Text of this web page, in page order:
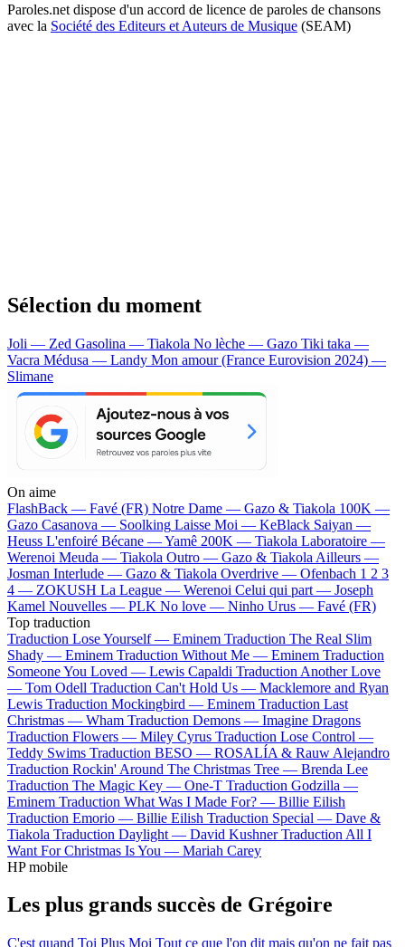
Paroles.net dispose d'un accord de licence de paroles de chansons
avec la Société des Editeurs et Auteurs de Musique (SEAM)
Sélection du moment
Joli — Zed Gasolina — Tiakola No lèche — Gazo Tiki taka —
Vacra Médusa — Landy Mon amour (France Eurovision 2024) —
Slimane
On aime
FlashBack — Favé (FR) Notre Dame — Gazo & Tiakola 100K —
Gazo Casanova — Soolking Laisse Moi — KeBlack Saiyan —
Heuss L'enfoiré Bécane —Yamê 200K — Tiakola Laboratoire —
Werenoi Meuda — Tiakola Outro — Gazo & Tiakola Ailleurs —
Josman Interlude — Gazo & Tiakola Overdrive — Ofenbach 1 2 3
4 — ZOKUSH La League — Werenoi Celui qui part — Joseph
Kamel Nouvelles — PLK No love — Ninho Urus — Favé (FR)
Top traduction
Traduction Lose Yourself — Eminem Traduction The Real Slim
Shady — Eminem Traduction Without Me — Eminem Traduction
Someone You Loved — Lewis Capaldi Traduction Another Love
— Tom Odell Traduction Can't Hold Us — Macklemore and Ryan
Lewis Traduction Mockingbird — Eminem Traduction Last
Christmas — Wham Traduction Demons — Imagine Dragons
Traduction Flowers — Miley Cyrus Traduction Lose Control —
Teddy Swims Traduction BESO — ROSALÍA & Rauw Alejandro
Traduction Rockin' Around The Christmas Tree — Brenda Lee
Traduction The Magic Key — One-T Traduction Godzilla —
Eminem Traduction What Was I Made For? — Billie Eilish
Traduction Emorio — Billie Eilish Traduction Special — Dave &
Tiakola Traduction Daylight — David Kushner Traduction All I
Want For Christmas Is You — Mariah Carey
HP mobile
Les plus grands succès de Grégoire
C'est quand Toi Plus Moi Tout ce que l'on dit mais qu'on ne fait pas